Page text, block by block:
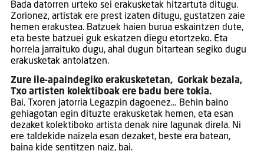
Bada datorren urteko sei erakusketak hitzartuta ditugu.
Zorionez, artistak ere prest izaten ditugu, gustatzen zaie
hemen erakustea. Batzuek haien burua eskaintzen dute,
eta beste batzuei guk eskatzen diegu etortzeko. Eta
horrela jarraituko dugu, ahal dugun bitartean segiko dugu
erakusketak antolatzen.
Zure ile-apaindegiko erakusketetan, Gorkak bezala,
Txo artisten kolektiboak ere badu bere tokia.
Bai. Txoren jatorria Legazpin dagoenez… Behin baino
gehiagotan egin dituzte erakusketak hemen, eta esan
dezaket kolektiboko artista denak nire lagunak direla. Ni
ere taldekide naizela esan dezaket, beste era batean,
baina kide sentitzen naiz, bai.